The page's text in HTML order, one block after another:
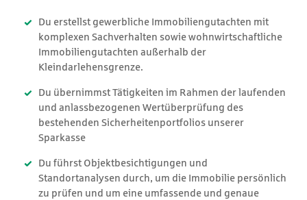
Du erstellst gewerbliche Immobiliengutachten mit
komplexen Sachverhalten sowie wohnwirtschaftliche
Immobiliengutachten außerhalb der
Kleindarlehensgrenze.
Du übernimmst Tätigkeiten im Rahmen der laufenden
und anlassbezogenen Wertüberprüfung des
bestehenden Sicherheitenportfolios unserer
Sparkasse
Du führst Objektbesichtigungen und
Standortanalysen durch, um die Immobilie persönlich
zu prüfen und um eine umfassende und genaue